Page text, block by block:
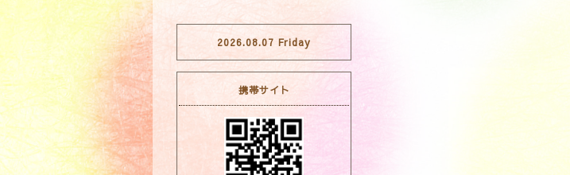
2026.08.07 Friday
携帯サイト